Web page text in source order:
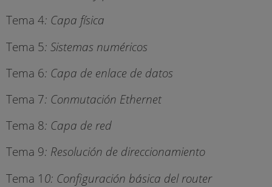
Tema 4: Capa física
Tema 5: Sistemas numéricos
Tema 6: Capa de enlace de datos
Tema 7: Conmutación Ethernet
Tema 8: Capa de red
Tema 9: Resolución de direccionamiento
Tema 10: Configuración básica del router